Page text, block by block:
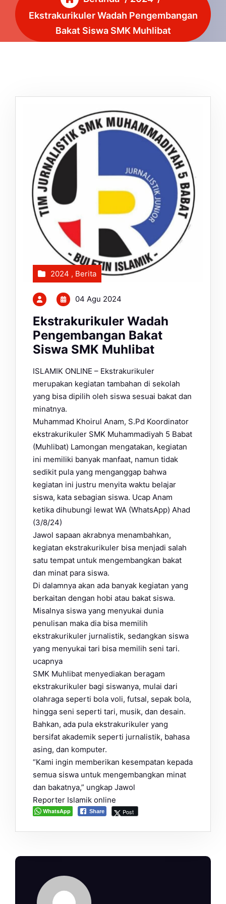
Ekstrakurikuler Wadah Pengembangan
Bakat Siswa SMK Muhlibat
2024 , Berita
04 Agu 2024
Ekstrakurikuler Wadah
Pengembangan Bakat
Siswa SMK Muhlibat
ISLAMIK ONLINE – Ekstrakurikuler
merupakan kegiatan tambahan di sekolah
yang bisa dipilih oleh siswa sesuai bakat dan
minatnya.
Muhammad Khoirul Anam, S.Pd Koordinator
ekstrakurikuler SMK Muhammadiyah 5 Babat
(Muhlibat) Lamongan mengatakan, kegiatan
ini memiliki banyak manfaat, namun tidak
sedikit pula yang menganggap bahwa
kegiatan ini justru menyita waktu belajar
siswa, kata sebagian siswa. Ucap Anam
ketika dihubungi lewat WA (WhatsApp) Ahad
(3/8/24)
Jawol sapaan akrabnya menambahkan,
kegiatan ekstrakurikuler bisa menjadi salah
satu tempat untuk mengembangkan bakat
dan minat para siswa.
Di dalamnya akan ada banyak kegiatan yang
berkaitan dengan hobi atau bakat siswa.
Misalnya siswa yang menyukai dunia
penulisan maka dia bisa memilih
ekstrakurikuler jurnalistik, sedangkan siswa
yang menyukai tari bisa memilih seni tari.
ucapnya
SMK Muhlibat menyediakan beragam
ekstrakurikuler bagi siswanya, mulai dari
olahraga seperti bola voli, futsal, sepak bola,
hingga seni seperti tari, musik, dan desain.
Bahkan, ada pula ekstrakurikuler yang
bersifat akademik seperti jurnalistik, bahasa
asing, dan komputer.
“Kami ingin memberikan kesempatan kepada
semua siswa untuk mengembangkan minat
dan bakatnya,” ungkap Jawol
Reporter Islamik online
WhatsApp Share Post